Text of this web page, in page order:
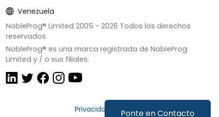
Ponte en Contacto
Venezuela
NobleProg® Limited 2005 - 2026 Todos los derechos
reservados
NobleProg® es una marca registrada de NobleProg
Limited y / o sus filiales.
Privacidad y Cookies